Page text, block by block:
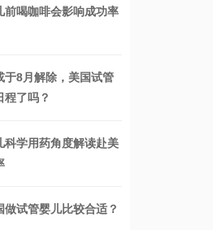
前喝咖啡会影响成功率
于8月解除，美国试管
程了吗？
科学用药角度解读赴美
做试管婴儿比较合适？